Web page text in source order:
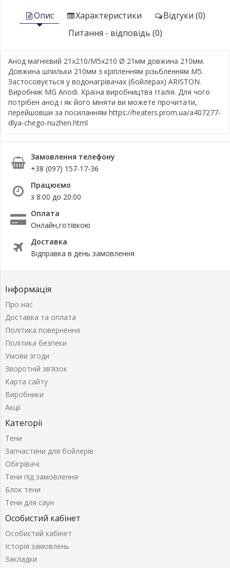
Опис Характеристики
Відгуки (0)
Питання - відповідь (0)
Анод магнієвий 21х210/М5х210 Ø 21мм довжина 210мм.
Довжина шпильки 210мм з кріпленням різьбленням М5.
Застосовується у водонагрівачах (бойлерах) ARISTON.
Виробник MG Anodi. Країна виробництва Італія. Для чого
потрібен анод і як його міняти ви можете прочитати,
перейшовши за посиланням https://heaters.prom.ua/a407277-
dlya-chego-nuzhen.html
Замовлення телефону
+38 (097) 157-17-36
Працюємо
з 8:00 до 20:00
Оплата
Онлайн,готівкою
Доставка
Відправка в день замовлення
Інформація
Про нас
Доставка та оплата
Політика повернення
Політика безпеки
Умови згоди
Зворотній зв’язок
Карта сайту
Виробники
Акції
Категорії
Тени
Запчастини для бойлерів
Обігрівачі
Тени під замовлення
Блок тени
Тени для саун
Особистий кабінет
Особистий кабінет
Історія замовлень
Закладки